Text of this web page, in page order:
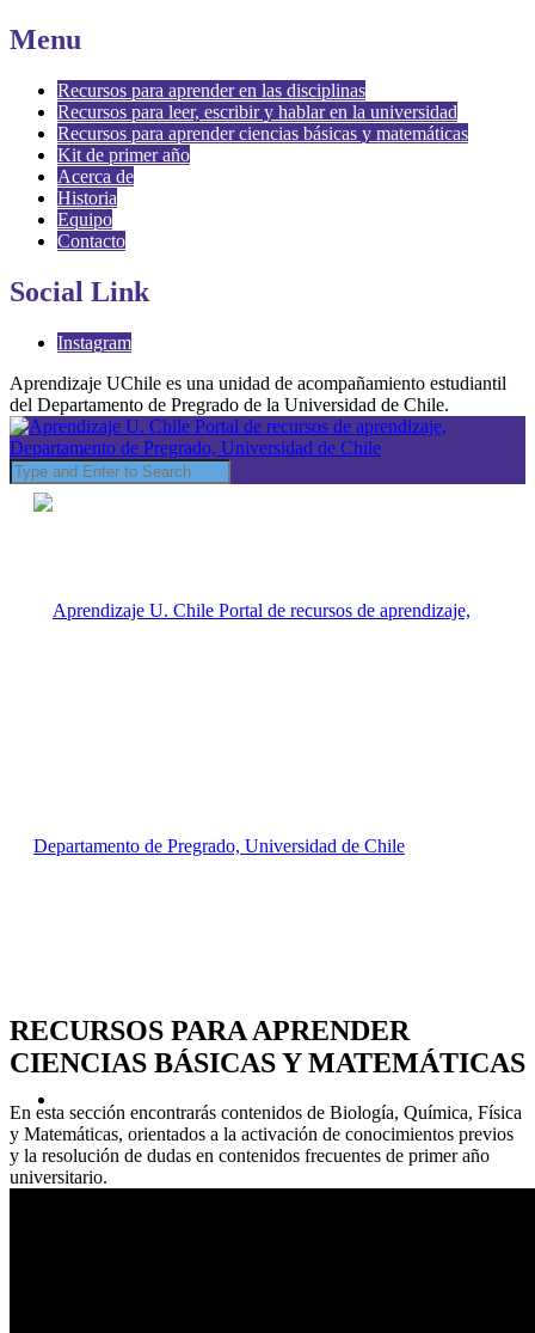
Menu
Recursos para aprender en las disciplinas
Recursos para leer, escribir y hablar en la universidad
Recursos para aprender ciencias básicas y matemáticas
Kit de primer año
Acerca de
Historia
Equipo
Contacto
Social Link
Instagram
Aprendizaje UChile es una unidad de acompañamiento estudiantil
del Departamento de Pregrado de la Universidad de Chile.
RECURSOS PARA APRENDER
CIENCIAS BÁSICAS Y MATEMÁTICAS
En esta sección encontrarás contenidos de Biología, Química, Física
y Matemáticas, orientados a la activación de conocimientos previos
y la resolución de dudas en contenidos frecuentes de primer año
universitario.